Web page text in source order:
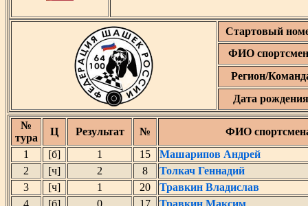
Стартовый
ФИО
Регион/
Дата рождения
№
тура
Ц Результат №
ФИО
1
[б] 1 15
Машарипов Андрей
2
[ч] 2 8
Толкач Геннадий
3
[ч] 1 20
Травкин Владислав
4
[б] 0 17
Травкин Максим